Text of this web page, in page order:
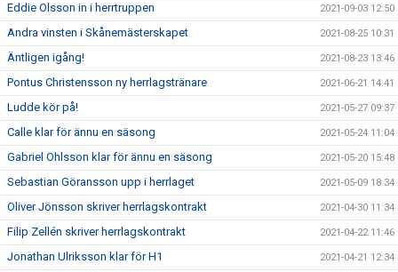
Eddie Olsson in i herrtruppen 2021-09-03 12:50
Andra vinsten i Skånemästerskapet 2021-08-25 10:31
Äntligen igång! 2021-08-23 13:46
Pontus Christensson ny herrlagstränare 2021-06-21 14:41
Ludde kör på! 2021-05-27 09:37
Calle klar för ännu en säsong 2021-05-24 11:04
Gabriel Ohlsson klar för ännu en säsong 2021-05-20 15:48
Sebastian Göransson upp i herrlaget 2021-05-09 18:34
Oliver Jönsson skriver herrlagskontrakt 2021-04-30 11:34
Filip Zellén skriver herrlagskontrakt 2021-04-22 11:46
Jonathan Ulriksson klar för H1 2021-04-21 12:34